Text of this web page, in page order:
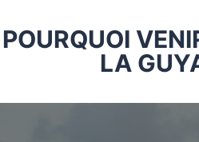
POURQUOI
LA